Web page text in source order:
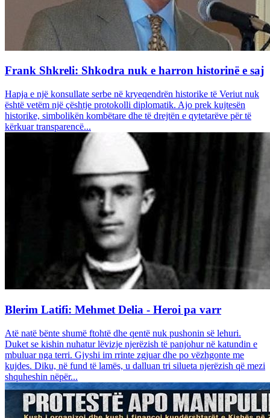
Frank Shkreli: Shkodra nuk e harron historinë e saj
Hapja e një konsullate serbe në kryeqendrën historike të Veriut nuk
është vetëm një çështje protokolli diplomatik. Ajo prek kujtesën
historike, simbolikën kombëtare dhe të drejtën e qytetarëve për të
kërkuar transparencë...
Blerim Latifi: Mehmet Delia - Heroi pa varr
Atë natë bënte shumë ftohtë dhe qentë nuk pushonin së lehuri.
Duket se kishin nuhatur lëvizje njerëzish të panjohur në katundin e
mbuluar nga terri. Gjyshi im rrinte zgjuar dhe po vëzhgonte me
kujdes. Diku, në fund të lamës, u dalluan tri silueta njerëzish që mezi
shquheshin nëpër...